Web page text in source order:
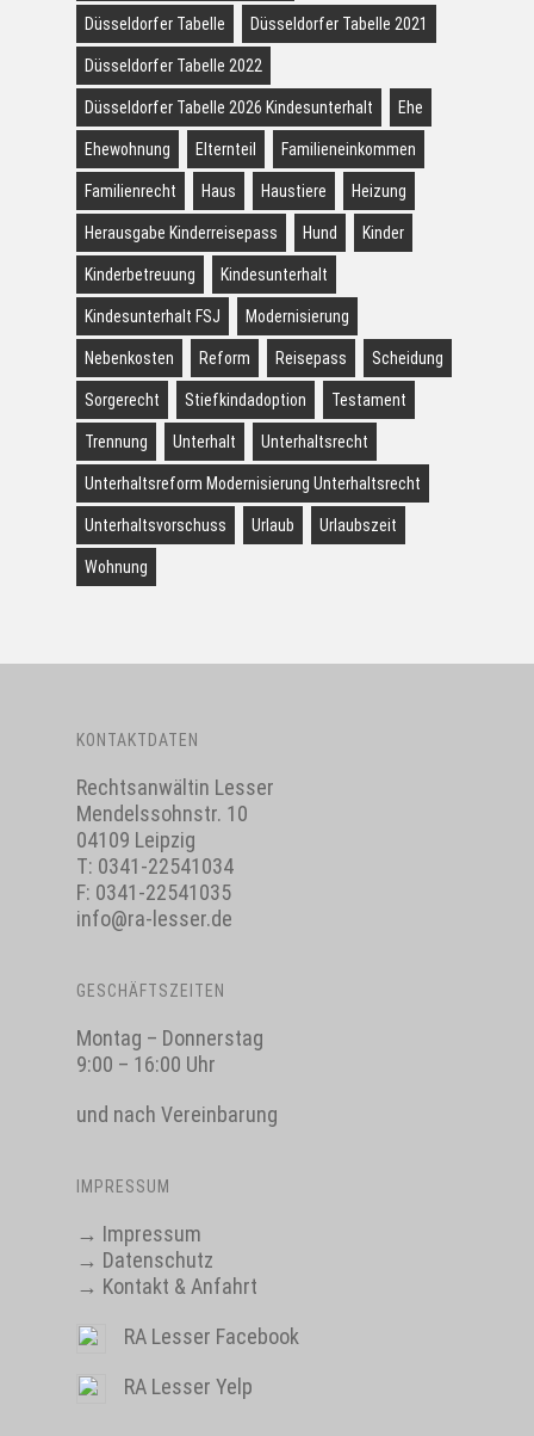
Düsseldorfer Tabelle Düsseldorfer Tabelle 2021
Düsseldorfer Tabelle 2022
Düsseldorfer Tabelle 2026 Kindesunterhalt Ehe
Ehewohnung Elternteil Familieneinkommen
Familienrecht Haus Haustiere Heizung
Herausgabe Kinderreisepass Hund Kinder
Kinderbetreuung Kindesunterhalt
Kindesunterhalt FSJ Modernisierung
Nebenkosten Reform Reisepass Scheidung
Sorgerecht Stiefkindadoption Testament
Trennung Unterhalt Unterhaltsrecht
Unterhaltsreform Modernisierung Unterhaltsrecht
Unterhaltsvorschuss Urlaub Urlaubszeit
Wohnung
KONTAKTDATEN
Rechtsanwältin Lesser
Mendelssohnstr. 10
04109 Leipzig
T: 0341-22541034
F: 0341-22541035
info@ra-lesser.de
GESCHÄFTSZEITEN
Montag – Donnerstag
9:00 – 16:00 Uhr
und nach Vereinbarung
IMPRESSUM
→ Impressum
→ Datenschutz
→ Kontakt & Anfahrt
RA Lesser Facebook
RA Lesser Yelp